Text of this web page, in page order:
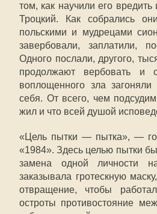
том, как научили его
Троцкий. Как собрались
польскими и мудрецами
завербовали, заплатили,
Одного послали, другого,
продолжают вербовать и
воплощенного зла загоняли
себя. От всего, чем
жил и что всей душой
«Цель пытки — пытка», —
«1984». Здесь целью пытки
замена одной личности
заказывала гротескную
отвращение, чтобы
остроты противостояние